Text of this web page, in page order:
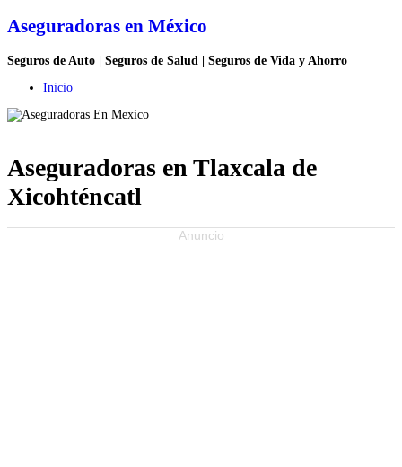
Aseguradoras en México
Seguros de Auto | Seguros de Salud | Seguros de Vida y Ahorro
Inicio
Aseguradoras en Tlaxcala de
Xicohténcatl
Anuncio